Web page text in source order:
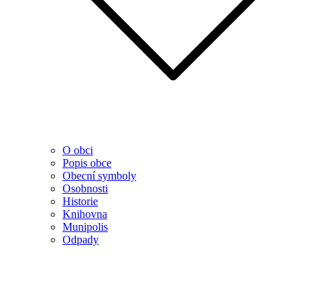
O obci
Popis obce
Obecní symboly
Osobnosti
Historie
Knihovna
Munipolis
Odpady